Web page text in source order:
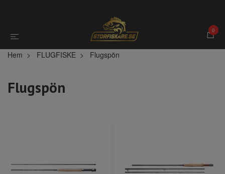
0
Hem FLUGFISKE Flugspön
Flugspön